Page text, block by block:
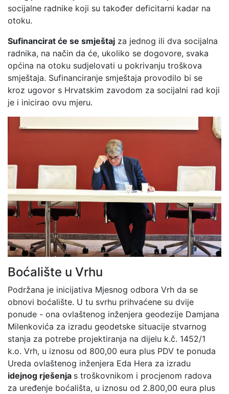
socijalne radnike koji su također deficitarni kadar na
otoku.
Sufinancirat će se smještaj za jednog ili dva socijalna
radnika, na način da će, ukoliko se dogovore, svaka
općina na otoku sudjelovati u pokrivanju troškova
smještaja. Sufinanciranje smještaja provodilo bi se
kroz ugovor s Hrvatskim zavodom za socijalni rad koji
je i inicirao ovu mjeru.
Boćalište u Vrhu
Podržana je inicijativa Mjesnog odbora Vrh da se
obnovi boćalište. U tu svrhu prihvaćene su dvije
ponude - ona ovlaštenog inženjera geodezije Damjana
Milenkovića za izradu geodetske situacije stvarnog
stanja za potrebe projektiranja na dijelu k.č. 1452/1
k.o. Vrh, u iznosu od 800,00 eura plus PDV te ponuda
Ureda ovlaštenog inženjera Eda Hera za izradu
idejnog rješenja s troškovnikom i procjenom radova
za uređenje boćališta, u iznosu od 2.800,00 eura plus